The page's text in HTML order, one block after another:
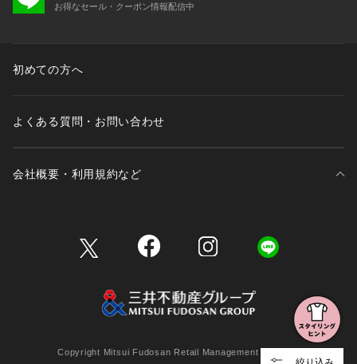
お得なセール・クーポン情報配信中
初めての方へ
よくある質問・お問い合わせ
会社概要・利用規約など
Copyright Mitsui Fudosan Retail Management Co., Ltd.